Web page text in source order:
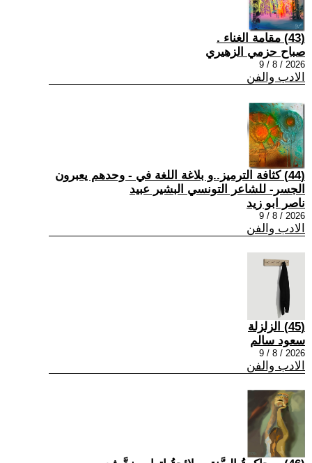
(43) مقامة الغناء .
صباح حزمي الزهيري
2026 / 8 / 9
الادب والفن
(44) كثافة الترميز..و بلاغة اللغة في - وحدهم يعبرون
الجسر- للشاعر التونسي البشير عبيد
ناصر ابو زيد
2026 / 8 / 9
الادب والفن
(45) الزلزلة
سعود سالم
2026 / 8 / 9
الادب والفن